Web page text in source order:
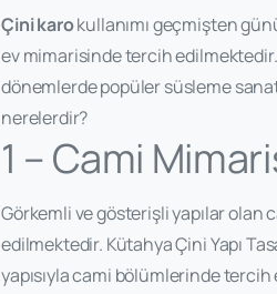
Çini karokullanımı geçmişten
ev mimarisinde tercih
dönemlerde popüler süsleme
nerelerdir?
1 – Cami
Görkemli ve gösterişli yapılar
edilmektedir. Kütahya Çini Yapı
yapısıyla cami bölümlerinde